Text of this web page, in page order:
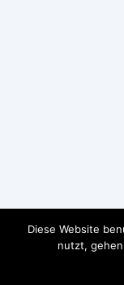
Diese Website
nutzt,